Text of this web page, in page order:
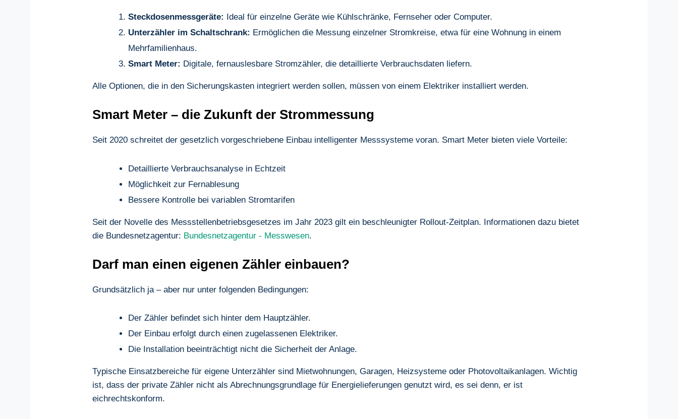
Steckdosenmessgeräte:
Ideal für einzelne Geräte wie Kühlschränke, Fernseher oder Computer.
Unterzähler im Schaltschrank: Ermöglichen die Messung einzelner Stromkreise, etwa für eine Wohnung in einem
Mehrfamilienhaus.
Smart Meter: Digitale, fernauslesbare Stromzähler, die detaillierte Verbrauchsdaten liefern.
Alle Optionen, die in den Sicherungskasten integriert werden sollen, müssen von einem Elektriker installiert werden.
Smart Meter – die Zukunft der Strommessung
Seit 2020 schreitet der gesetzlich vorgeschriebene Einbau intelligenter Messsysteme voran. Smart Meter bieten viele Vorteile:
Detaillierte Verbrauchsanalyse in Echtzeit
Möglichkeit zur Fernablesung
Bessere Kontrolle bei variablen Stromtarifen
Seit der Novelle des Messstellenbetriebsgesetzes im Jahr 2023 gilt ein beschleunigter Rollout-Zeitplan. Informationen dazu bietet
die Bundesnetzagentur: Bundesnetzagentur - Messwesen.
Darf man einen eigenen Zähler einbauen?
Grundsätzlich ja – aber nur unter folgenden Bedingungen:
Der Zähler befindet sich hinter dem Hauptzähler.
Der Einbau erfolgt durch einen zugelassenen Elektriker.
Die Installation beeinträchtigt nicht die Sicherheit der Anlage.
Typische Einsatzbereiche für eigene Unterzähler sind Mietwohnungen, Garagen, Heizsysteme oder Photovoltaikanlagen. Wichtig
ist, dass der private Zähler nicht als Abrechnungsgrundlage für Energielieferungen genutzt wird, es sei denn, er ist
eichrechtskonform.